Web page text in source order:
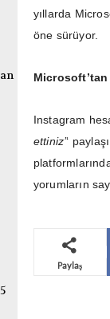
yıllarda
öne sürüyor.
Instagram
ettiniz’‘
yorumların
Paylaş